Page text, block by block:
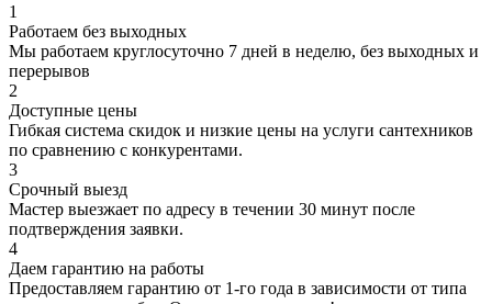
1
Работаем без выходных
Мы работаем круглосуточно 7 дней в неделю, без выходных и
перерывов
2
Доступные цены
Гибкая система скидок и низкие цены на услуги сантехников
по сравнению с конкурентами.
3
Срочный выезд
Мастер выезжает по адресу в течении 30 минут после
подтверждения заявки.
4
Даем гарантию на работы
Предоставляем гарантию от 1-го года в зависимости от типа